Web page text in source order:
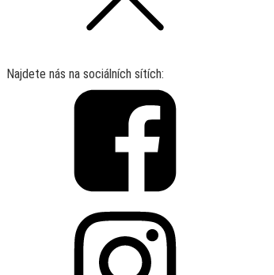
Najdete nás na sociálních sítích: